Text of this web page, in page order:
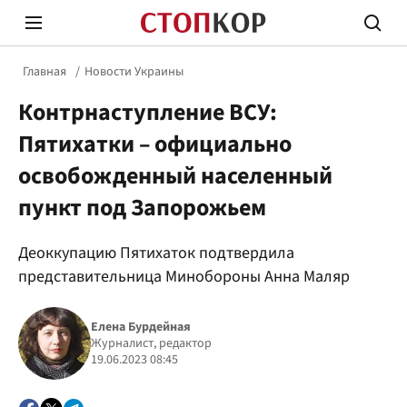
Стоп Политической Коррупции
Политика
Главная Новости Украины
Контрнаступление ВСУ:
Пятихатки – официально
освобожденный населенный
пункт под Запорожьем
Деоккупацию Пятихаток подтвердила
представительница Минобороны Анна Маляр
Елена Бурдейная
Журналист, редактор
19.06.2023 08:45